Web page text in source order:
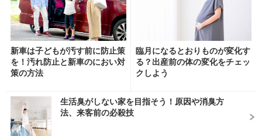
新車は子どもが汚す前に防止策
を！汚れ防止と新車のにおい対
策の方法
臨月になるとおりものが変化す
る？出産前の体の変化をチェッ
クしよう
生活臭がしない家を目指そう！原因や消臭方
法、来客前の必殺技